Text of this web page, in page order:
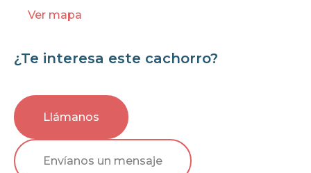
Ver mapa
¿Te interesa este cachorro?
Llámanos
Envíanos un mensaje